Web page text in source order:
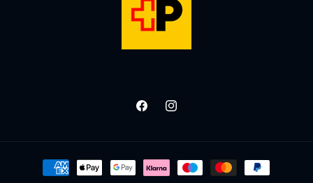
FacebookInstagram
Zahlungsmethoden